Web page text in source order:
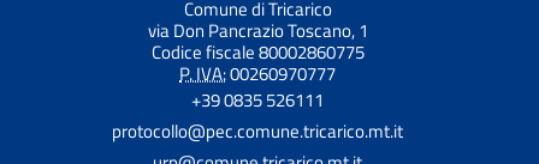
Comune di Tricarico
via Don Pancrazio Toscano, 1
Codice fiscale 80002860775
P. IVA:00260970777
+39 0835 526111
protocollo@pec.comune.tricarico.mt.it